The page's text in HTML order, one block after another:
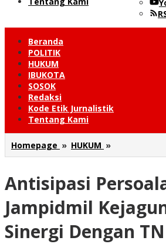
Beranda
POLITIK
HUKUM
IBUKOTA
SOSOK
Redaksi
Kode Etik Jurnalistik
Tentang Kami
Homepage » HUKUM »
Persoalan
Jampidmil
Kejagung
Siap
Sinergi
Dengan
TNI
AL
Antisipasi
Jampidmil
Sinergi Dengan